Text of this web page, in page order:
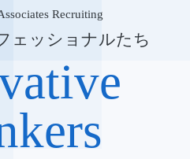
Recruiting
ェッショナルたち